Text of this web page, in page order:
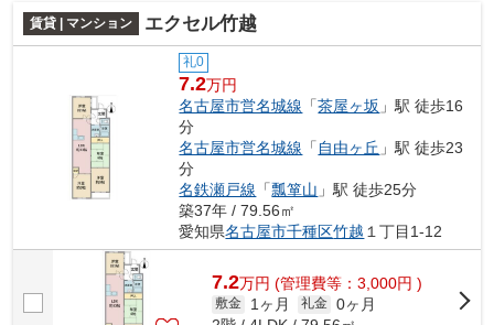
賃貸 | マンション エクセル竹越
礼0
7.2万円
名古屋市営名城線 「茶屋ヶ坂 」駅 徒歩16
分
名古屋市営名城線 「 自由ヶ丘 」駅 徒歩23
分
名鉄瀬戸線 「瓢箪山 」駅 徒歩25分
築37年 / 79.56㎡
愛知県名古屋市千種区竹越 １丁目1-12
7.2万円 (管理費等：3,000円 )
敷金 1ヶ月 礼金 0ヶ月